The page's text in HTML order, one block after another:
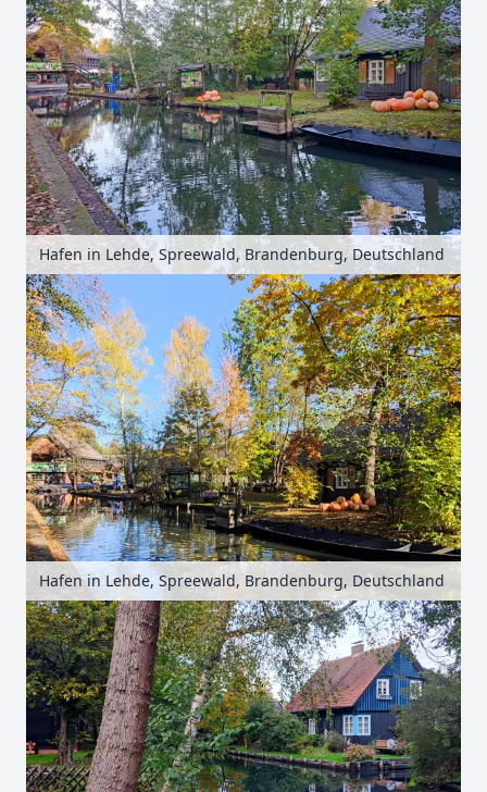
Hafen in Lehde, Spreewald, Brandenburg, Deutschland
Hafen in Lehde, Spreewald, Brandenburg, Deutschland